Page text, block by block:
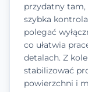
przydatny tam,
szybka
polegać
co ułatwia
detalach. Z
stabilizować
powierzchni i